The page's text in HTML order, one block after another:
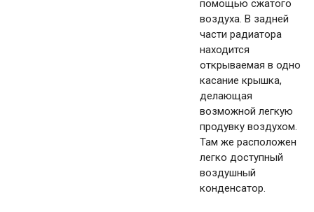
помощью сжатого
воздуха. В задней
части радиатора
находится
открываемая в одно
касание крышка,
делающая
возможной легкую
продувку воздухом.
Там же расположен
легко доступный
воздушный
конденсатор.